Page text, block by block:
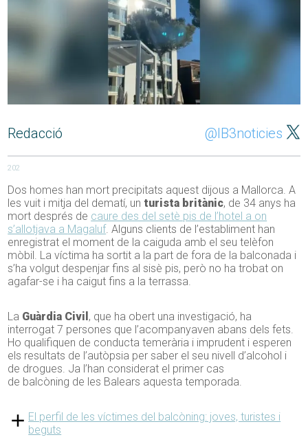
Redacció @IB3noticies
202
Dos homes han mort precipitats aquest dijous a Mallorca. A
les vuit i mitja del dematí, un turista britànic, de 34 anys ha
mort després de caure des del setè pis de l’hotel a on
s’allotjava a Magaluf. Alguns clients de l’establiment han
enregistrat el moment de la caiguda amb el seu telèfon
mòbil. La víctima ha sortit a la part de fora de la balconada i
s’ha volgut despenjar fins al sisè pis, però no ha trobat on
agafar-se i ha caigut fins a la terrassa.
La Guàrdia Civil , que ha obert una investigació, ha
interrogat 7 persones que l’acompanyaven abans dels fets.
Ho qualifiquen de conducta temerària i imprudent i esperen
els resultats de l’autòpsia per saber el seu nivell d’alcohol i
de drogues. Ja l’han considerat el primer cas
de balcòning de les Balears aquesta temporada.
El perfil de les víctimes del balcòning: joves, turistes i
beguts